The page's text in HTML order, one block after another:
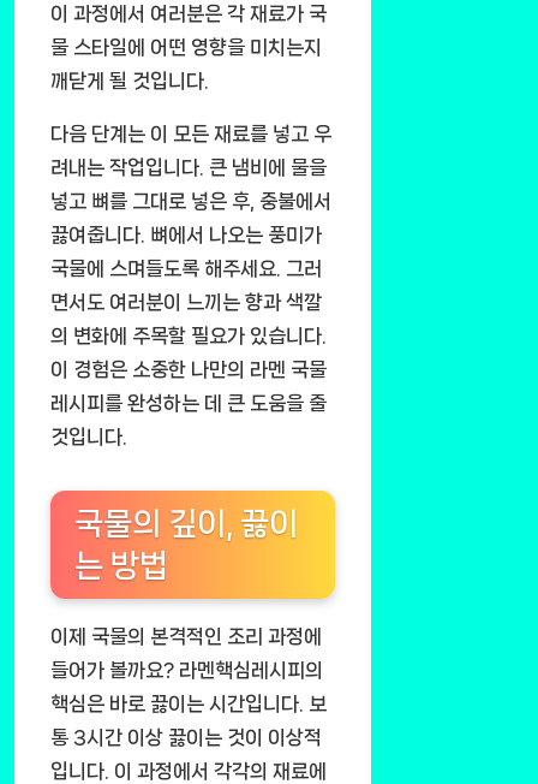
이 과정에서 여러분은 각 재료가 국
물 스타일에 어떤 영향을 미치는지
깨닫게 될 것입니다.
다음 단계는 이 모든 재료를 넣고 우
려내는 작업입니다. 큰 냄비에 물을
넣고 뼈를 그대로 넣은 후, 중불에서
끓여줍니다. 뼈에서 나오는 풍미가
국물에 스며들도록 해주세요. 그러
면서도 여러분이 느끼는 향과 색깔
의 변화에 주목할 필요가 있습니다.
이 경험은 소중한 나만의 라멘 국물
레시피를 완성하는 데 큰 도움을 줄
것입니다.
국물의 깊이, 끓이
는 방법
이제 국물의 본격적인 조리 과정에
들어가 볼까요? 라멘핵심레시피의
핵심은 바로 끓이는 시간입니다. 보
통 3시간 이상 끓이는 것이 이상적
입니다. 이 과정에서 각각의 재료에